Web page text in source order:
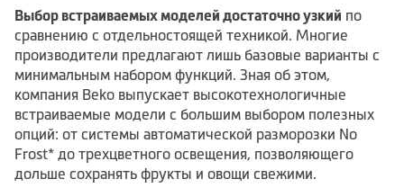
Выбор встраиваемых моделей достаточно узкий по
сравнению с отдельностоящей техникой. Многие
производители предлагают лишь базовые варианты с
минимальным набором функций. Зная об этом,
компания Beko выпускает высокотехнологичные
встраиваемые модели с большим выбором полезных
опций: от системы автоматической разморозки No
Frost* до трехцветного освещения, позволяющего
дольше сохранять фрукты и овощи свежими.